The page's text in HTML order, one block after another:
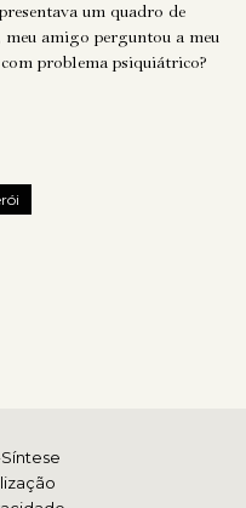
um quadro de
amigo perguntou a meu
problema psiquiátrico?